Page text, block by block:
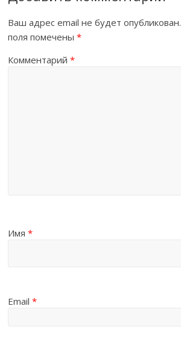
Ваш адрес email не будет опубликован.
поля помечены*
Комментарий*
Имя*
Email*